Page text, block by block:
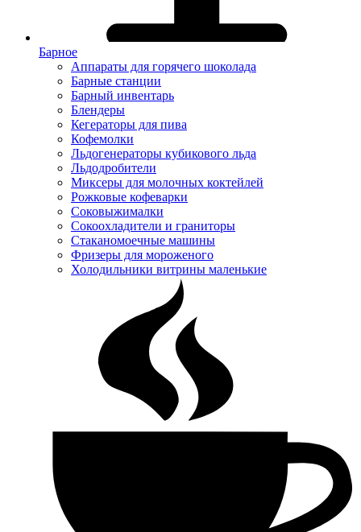
Барное
Аппараты для горячего шоколада
Барные станции
Барный инвентарь
Блендеры
Кегераторы для пива
Кофемолки
Льдогенераторы кубикового льда
Льдодробители
Миксеры для молочных коктейлей
Рожковые кофеварки
Соковыжималки
Сокоохладители и граниторы
Стаканомоечные машины
Фризеры для мороженого
Холодильники витрины маленькие